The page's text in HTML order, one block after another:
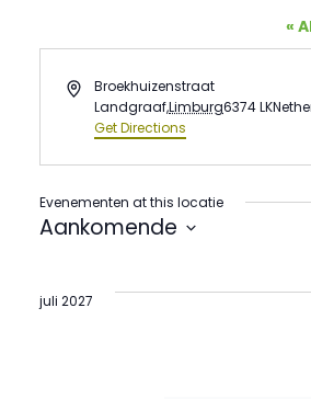
«
AddressBroekhuizenstraat
Landgraaf,Limburg6374 LK
Get Directions
Evenementen at this locatie
Aankomende
datum.
juli 2027